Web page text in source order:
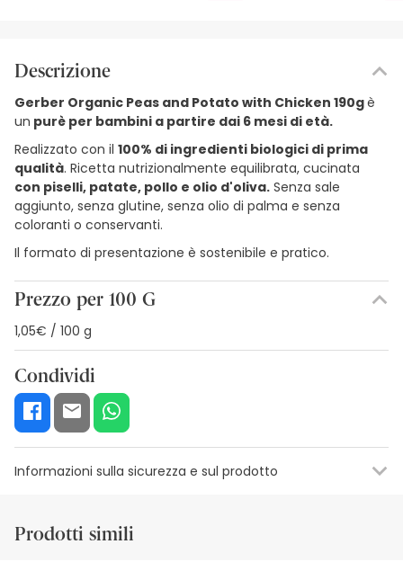
Descrizione
Gerber Organic Peas and Potato with Chicken 190gè
un purè per bambini a partire dai 6 mesi di età.
Realizzato con il 100% di ingredienti biologici di prima
qualità. Ricetta nutrizionalmente equilibrata, cucinata
con piselli, patate, pollo e olio d'oliva. Senza sale
aggiunto, senza glutine, senza olio di palma e senza
coloranti o conservanti.
Il formato di presentazione è sostenibile e pratico.
Prezzo per 100 G
1,05€ / 100 g
Condividi
Informazioni sulla sicurezza e sul prodotto
Risorse per la sicurezza visiva
Prodotti simili